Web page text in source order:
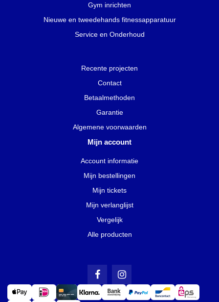
Gym inrichten
Nieuwe en tweedehands fitnessapparatuur
Service en Onderhoud
Recente projecten
Contact
Betaalmethoden
Garantie
Algemene voorwaarden
Mijn account
Account informatie
Mijn bestellingen
Mijn tickets
Mijn verlanglijst
Vergelijk
Alle producten